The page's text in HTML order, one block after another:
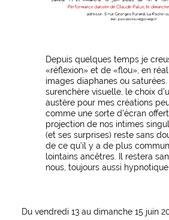
Depuis quelques temps je
«réflexion» et de «flou», en
images diaphanes ou
surenchère visuelle, le choix
austère pour mes créations
comme une sorte d’écran
projection de nos intimes
(et ses surprises) reste sans
de ce qu’il y a de plus
lointains ancêtres. Il restera
nous, toujours aussi hypnotique.
Du vendredi 13 au dimanche 15 juin